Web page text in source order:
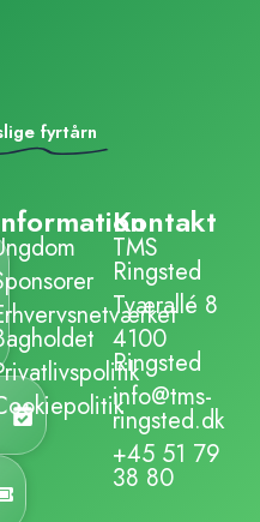
fyrtårn
Kontakt
TMS
Ringsted
Tværallé 8
4100
Ringsted
info@tms-
ringsted.dk
+45 51 79
38 80